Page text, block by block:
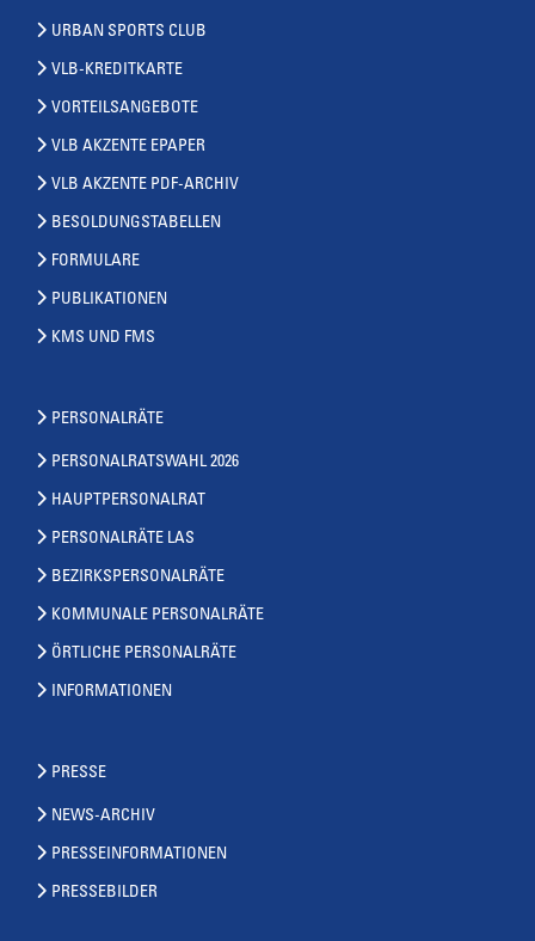
URBAN SPORTS CLUB
VLB-KREDITKARTE
VORTEILSANGEBOTE
VLB AKZENTE EPAPER
VLB AKZENTE PDF-ARCHIV
BESOLDUNGSTABELLEN
FORMULARE
PUBLIKATIONEN
KMS UND FMS
PERSONALRÄTE
PERSONALRATSWAHL 2026
HAUPTPERSONALRAT
PERSONALRÄTE LAS
BEZIRKSPERSONALRÄTE
KOMMUNALE PERSONALRÄTE
ÖRTLICHE PERSONALRÄTE
INFORMATIONEN
PRESSE
NEWS-ARCHIV
PRESSEINFORMATIONEN
PRESSEBILDER